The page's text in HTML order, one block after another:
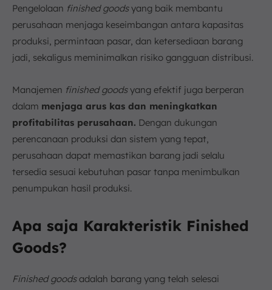
Pengelolaan finished goodsyang baik membantu
perusahaan menjaga keseimbangan antara kapasitas
produksi, permintaan pasar, dan ketersediaan barang
jadi, sekaligus meminimalkan risiko gangguan distribusi.
Manajemen finished goodsyang efektif juga berperan
dalam menjaga arus kas dan meningkatkan
profitabilitas perusahaan. Dengan dukungan
perencanaan produksi dan sistem yang tepat,
perusahaan dapat memastikan barang jadi selalu
tersedia sesuai kebutuhan pasar tanpa menimbulkan
penumpukan hasil produksi.
Apa saja Karakteristik Finished
Goods?
Finished goodsadalah barang yang telah selesai